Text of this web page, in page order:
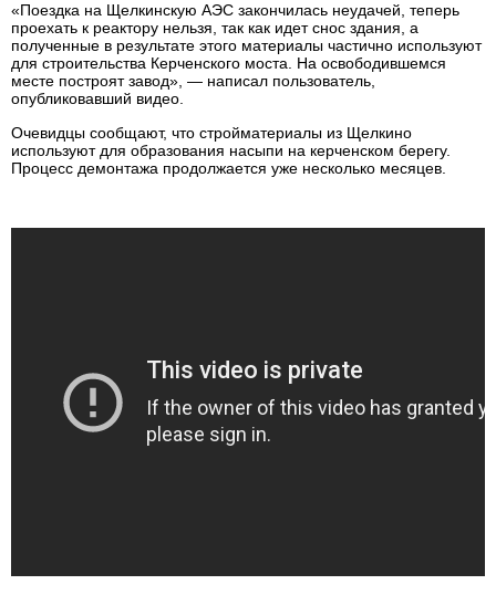
«Поездка на Щелкинскую АЭС закончилась неудачей, теперь
проехать к реактору нельзя, так как идет снос здания, а
полученные в результате этого материалы частично используют
для строительства Керченского моста. На освободившемся
месте построят завод», — написал пользователь,
опубликовавший видео.
Очевидцы сообщают, что стройматериалы из Щелкино
используют для образования насыпи на керченском берегу.
Процесс демонтажа продолжается уже несколько месяцев.